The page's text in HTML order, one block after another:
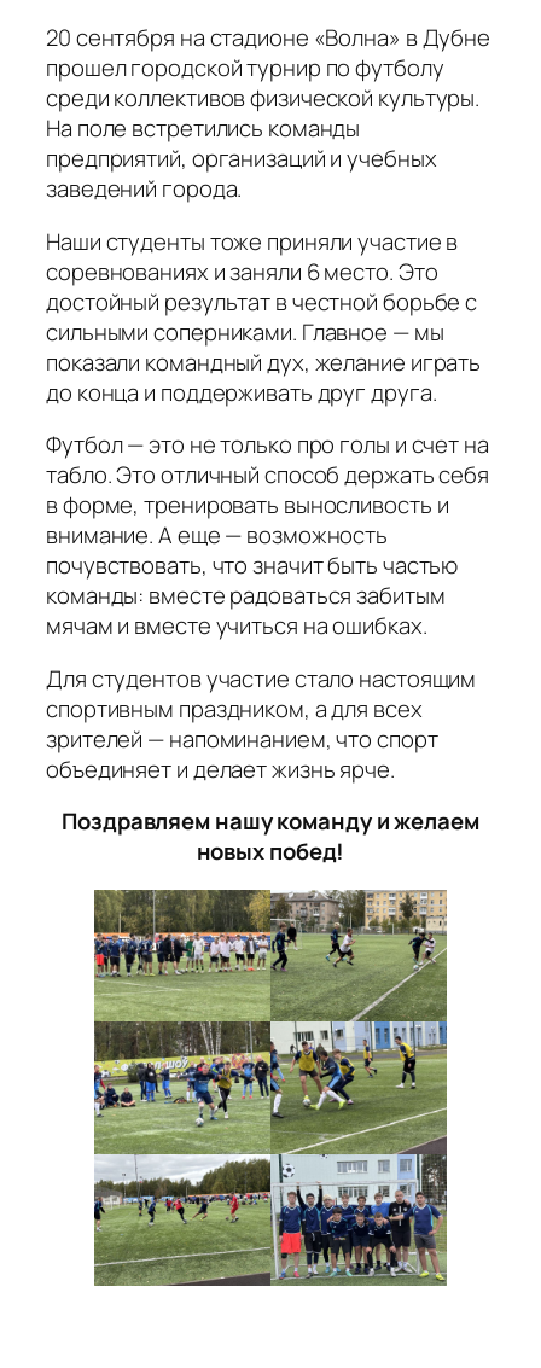
20 сентября на стадионе «Волна» в Дубне
прошел городской турнир по футболу
среди коллективов физической культуры.
На поле встретились команды
предприятий, организаций и учебных
заведений города.
Наши студенты тоже приняли участие в
соревнованиях и заняли 6 место. Это
достойный результат в честной борьбе с
сильными соперниками. Главное — мы
показали командный дух, желание играть
до конца и поддерживать друг друга.
Футбол — это не только про голы и счет на
табло. Это отличный способ держать себя
в форме, тренировать выносливость и
внимание. А еще — возможность
почувствовать, что значит быть частью
команды: вместе радоваться забитым
мячам и вместе учиться на ошибках.
Для студентов участие стало настоящим
спортивным праздником, а для всех
зрителей — напоминанием, что спорт
объединяет и делает жизнь ярче.
Поздравляем нашу команду и желаем
новых побед!